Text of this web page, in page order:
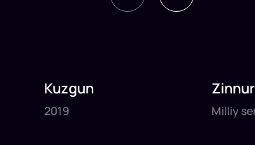
2019
Kuzgun
2019
Milliy
Milliy